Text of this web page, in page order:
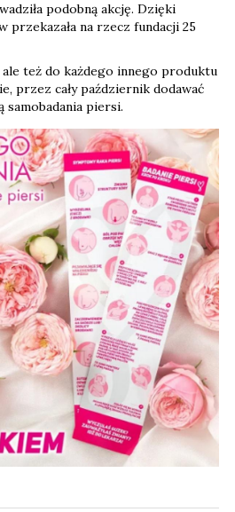
podobną akcję. Dzięki
przekazała na rzecz fundacji 25
też do każdego innego produktu
przez cały październik dodawać
piersi.